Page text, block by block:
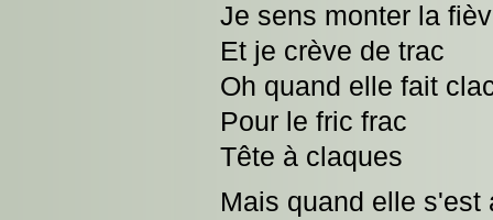
Je sens monter la
Et je crève de trac
Oh quand elle fait
Pour le fric frac
Tête à claques
Mais quand elle s'est